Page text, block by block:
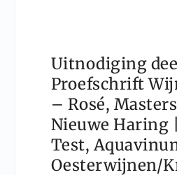
Uitnodiging
Proefschrift
– Rosé,
Nieuwe Haring
Test,
Oesterwijnen/